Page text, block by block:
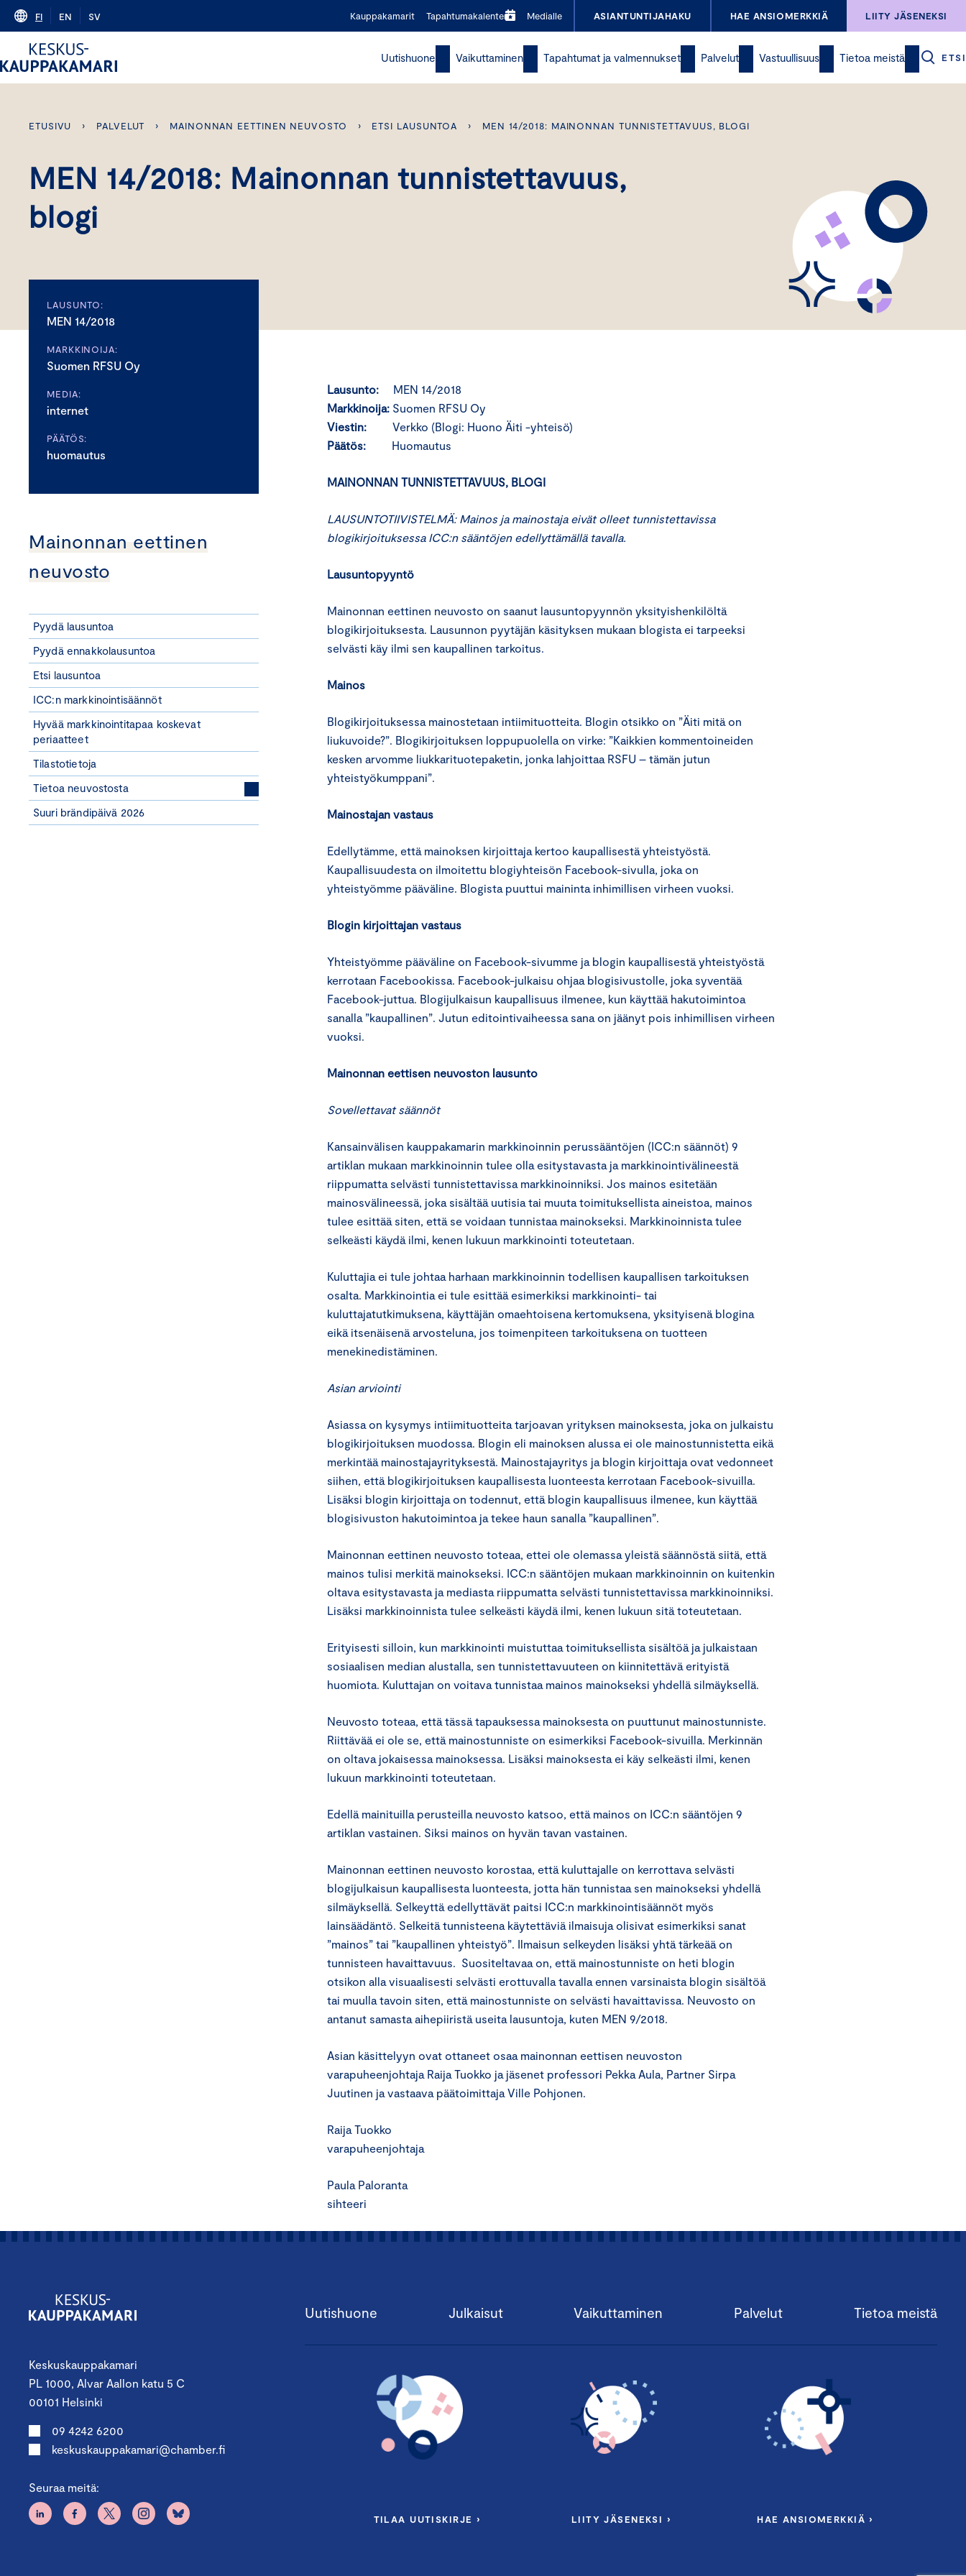
Skip
content
FI EN SV Kauppakamarit Tapahtumakalenteri Medialle ASIANTUNTIJAHAKU HAE ANSIOMERKKIÄ LIITY JÄSENEKSI
Uutishuone Vaikuttaminen Tapahtumat ja valmennukset Palvelut Vastuullisuus Tietoa meistä ETSI
ETUSIVU › PALVELUT › MAINONNAN EETTINEN NEUVOSTO › ETSI LAUSUNTOA › MEN 14/2018: MAINONNAN TUNNISTETTAVUUS, BLOGI
MEN 14/2018: Mainonnan tunnistettavuus,
blogi
LAUSUNTO:
MEN 14/2018
MARKKINOIJA:
Suomen RFSU Oy
MEDIA:
internet
PÄÄTÖS:
huomautus
Mainonnan eettinen
neuvosto
Pyydä lausuntoa
Pyydä ennakkolausuntoa
Etsi lausuntoa
ICC:n markkinointisäännöt
Hyvää markkinointitapaa koskevat
periaatteet
Tilastotietoja
Tietoa neuvostosta
Suuri brändipäivä 2026
Lausunto: MEN 14/2018
Markkinoija: Suomen RFSU Oy
Viestin: Verkko (Blogi: Huono Äiti -yhteisö)
Päätös: Huomautus
MAINONNAN TUNNISTETTAVUUS, BLOGI
LAUSUNTOTIIVISTELMÄ: Mainos ja mainostaja eivät olleet tunnistettavissa
blogikirjoituksessa ICC:n sääntöjen edellyttämällä tavalla.
Lausuntopyyntö
Mainonnan eettinen neuvosto on saanut lausuntopyynnön yksityishenkilöltä
blogikirjoituksesta. Lausunnon pyytäjän käsityksen mukaan blogista ei tarpeeksi
selvästi käy ilmi sen kaupallinen tarkoitus.
Mainos
Blogikirjoituksessa mainostetaan intiimituotteita. Blogin otsikko on ”Äiti mitä on
liukuvoide?”. Blogikirjoituksen loppupuolella on virke: ”Kaikkien kommentoineiden
kesken arvomme liukkarituotepaketin, jonka lahjoittaa RSFU – tämän jutun
yhteistyökumppani”.
Mainostajan vastaus
Edellytämme, että mainoksen kirjoittaja kertoo kaupallisestä yhteistyöstä.
Kaupallisuudesta on ilmoitettu blogiyhteisön Facebook-sivulla, joka on
yhteistyömme pääväline. Blogista puuttui maininta inhimillisen virheen vuoksi.
Blogin kirjoittajan vastaus
Yhteistyömme pääväline on Facebook-sivumme ja blogin kaupallisestä yhteistyöstä
kerrotaan Facebookissa. Facebook-julkaisu ohjaa blogisivustolle, joka syventää
Facebook-juttua. Blogijulkaisun kaupallisuus ilmenee, kun käyttää hakutoimintoa
sanalla ”kaupallinen”. Jutun editointivaiheessa sana on jäänyt pois inhimillisen virheen
vuoksi.
Mainonnan eettisen neuvoston lausunto
Sovellettavat säännöt
Kansainvälisen kauppakamarin markkinoinnin perussääntöjen (ICC:n säännöt) 9
artiklan mukaan markkinoinnin tulee olla esitystavasta ja markkinointivälineestä
riippumatta selvästi tunnistettavissa markkinoinniksi. Jos mainos esitetään
mainosvälineessä, joka sisältää uutisia tai muuta toimituksellista aineistoa, mainos
tulee esittää siten, että se voidaan tunnistaa mainokseksi. Markkinoinnista tulee
selkeästi käydä ilmi, kenen lukuun markkinointi toteutetaan.
Kuluttajia ei tule johtaa harhaan markkinoinnin todellisen kaupallisen tarkoituksen
osalta. Markkinointia ei tule esittää esimerkiksi markkinointi- tai
kuluttajatutkimuksena, käyttäjän omaehtoisena kertomuksena, yksityisenä blogina
eikä itsenäisenä arvosteluna, jos toimenpiteen tarkoituksena on tuotteen
menekinedistäminen.
Asian arviointi
Asiassa on kysymys intiimituotteita tarjoavan yrityksen mainoksesta, joka on julkaistu
blogikirjoituksen muodossa. Blogin eli mainoksen alussa ei ole mainostunnistetta eikä
merkintää mainostajayrityksestä. Mainostajayritys ja blogin kirjoittaja ovat vedonneet
siihen, että blogikirjoituksen kaupallisesta luonteesta kerrotaan Facebook-sivuilla.
Lisäksi blogin kirjoittaja on todennut, että blogin kaupallisuus ilmenee, kun käyttää
blogisivuston hakutoimintoa ja tekee haun sanalla ”kaupallinen”.
Mainonnan eettinen neuvosto toteaa, ettei ole olemassa yleistä säännöstä siitä, että
mainos tulisi merkitä mainokseksi. ICC:n sääntöjen mukaan markkinoinnin on kuitenkin
oltava esitystavasta ja mediasta riippumatta selvästi tunnistettavissa markkinoinniksi.
Lisäksi markkinoinnista tulee selkeästi käydä ilmi, kenen lukuun sitä toteutetaan.
Erityisesti silloin, kun markkinointi muistuttaa toimituksellista sisältöä ja julkaistaan
sosiaalisen median alustalla, sen tunnistettavuuteen on kiinnitettävä erityistä
huomiota. Kuluttajan on voitava tunnistaa mainos mainokseksi yhdellä silmäyksellä.
Neuvosto toteaa, että tässä tapauksessa mainoksesta on puuttunut mainostunniste.
Riittävää ei ole se, että mainostunniste on esimerkiksi Facebook-sivuilla. Merkinnän
on oltava jokaisessa mainoksessa. Lisäksi mainoksesta ei käy selkeästi ilmi, kenen
lukuun markkinointi toteutetaan.
Edellä mainituilla perusteilla neuvosto katsoo, että mainos on ICC:n sääntöjen 9
artiklan vastainen. Siksi mainos on hyvän tavan vastainen.
Mainonnan eettinen neuvosto korostaa, että kuluttajalle on kerrottava selvästi
blogijulkaisun kaupallisesta luonteesta, jotta hän tunnistaa sen mainokseksi yhdellä
silmäyksellä. Selkeyttä edellyttävät paitsi ICC:n markkinointisäännöt myös
lainsäädäntö. Selkeitä tunnisteena käytettäviä ilmaisuja olisivat esimerkiksi sanat
”mainos” tai ”kaupallinen yhteistyö”. Ilmaisun selkeyden lisäksi yhtä tärkeää on
tunnisteen havaittavuus. Suositeltavaa on, että mainostunniste on heti blogin
otsikon alla visuaalisesti selvästi erottuvalla tavalla ennen varsinaista blogin sisältöä
tai muulla tavoin siten, että mainostunniste on selvästi havaittavissa. Neuvosto on
antanut samasta aihepiiristä useita lausuntoja, kuten MEN 9/2018.
Asian käsittelyyn ovat ottaneet osaa mainonnan eettisen neuvoston
varapuheenjohtaja Raija Tuokko ja jäsenet professori Pekka Aula, Partner Sirpa
Juutinen ja vastaava päätoimittaja Ville Pohjonen.
Raija Tuokko
varapuheenjohtaja
Paula Paloranta
sihteeri
Keskuskauppakamari
PL 1000, Alvar Aallon katu 5 C
00101 Helsinki
09 4242 6200
keskuskauppakamari@chamber.fi
Seuraa meitä:
Uutishuone Julkaisut Vaikuttaminen Palvelut Tietoa meistä
TILAA UUTISKIRJE › LIITY JÄSENEKSI › HAE ANSIOMERKKIÄ ›